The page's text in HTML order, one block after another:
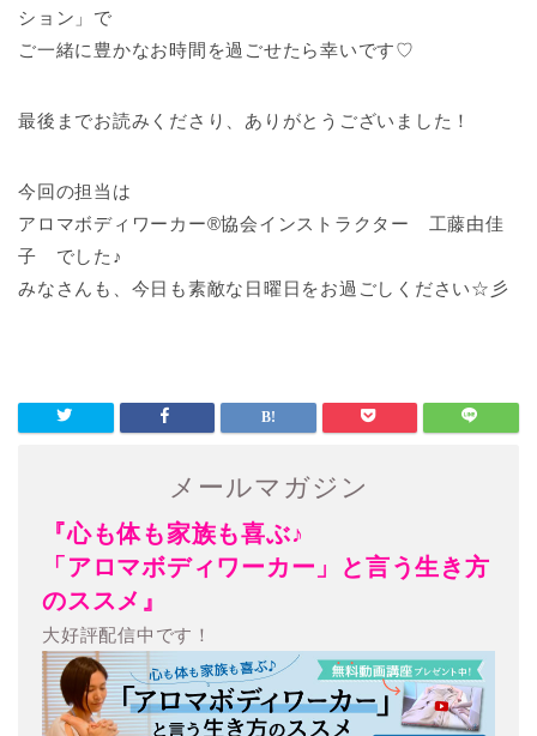
ション」で
ご一緒に豊かなお時間を過ごせたら幸いです♡
最後までお読みくださり、ありがとうございました！
今回の担当は
アロマボディワーカー®協会インストラクター 工藤由佳
子 でした♪
みなさんも、今日も素敵な日曜日をお過ごしください☆彡
メールマガジン
『心も体も家族も喜ぶ♪
「アロマボディワーカー」と言う生き方
のススメ』
大好評配信中です！